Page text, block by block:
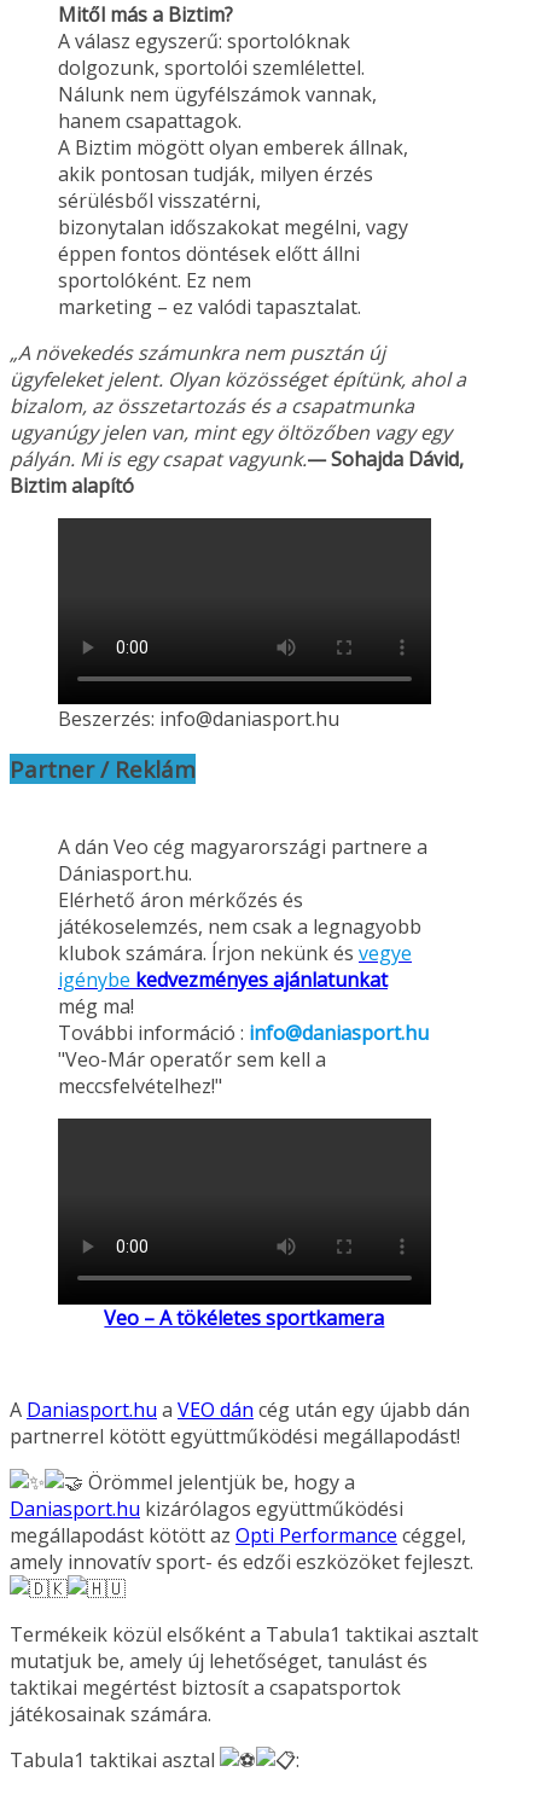
Mitől más a Biztim?
A válasz egyszerű: sportolóknak
dolgozunk, sportolói szemlélettel.
Nálunk nem ügyfélszámok vannak,
hanem csapattagok.
A Biztim mögött olyan emberek állnak,
akik pontosan tudják, milyen érzés
sérülésből visszatérni,
bizonytalan időszakokat megélni, vagy
éppen fontos döntések előtt állni
sportolóként. Ez nem
marketing – ez valódi tapasztalat.
„A növekedés számunkra nem pusztán új
ügyfeleket jelent. Olyan közösséget építünk, ahol a
bizalom, az összetartozás és a csapatmunka
ugyanúgy jelen van, mint egy öltözőben vagy egy
pályán. Mi is egy csapat vagyunk.— Sohajda Dávid,
Biztim alapító
Beszerzés: info@daniasport.hu
Partner / Reklám
A dán Veo cég magyarországi partnere a
Dániasport.hu.
Elérhető áron mérkőzés és
játékoselemzés, nem csak a legnagyobb
klubok számára. Írjon nekünk és vegye
igénybe kedvezményes ajánlatunkat
még ma!
További információ : info@daniasport.hu
"Veo-Már operatőr sem kell a
meccsfelvételhez!"
Veo – A tökéletes sportkamera
A Daniasport.hu a VEO dán cég után egy újabb dán
partnerrel kötött együttműködési megállapodást!
Örömmel jelentjük be, hogy a
Daniasport.hu kizárólagos együttműködési
megállapodást kötött az Opti Performance céggel,
amely innovatív sport- és edzői eszközöket fejleszt.
Termékeik közül elsőként a Tabula1 taktikai asztalt
mutatjuk be, amely új lehetőséget, tanulást és
taktikai megértést biztosít a csapatsportok
játékosainak számára.
Tabula1 taktikai asztal
: